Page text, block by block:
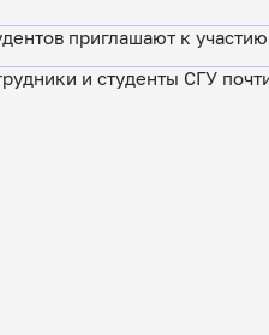
приглашают к
и студенты СГУ